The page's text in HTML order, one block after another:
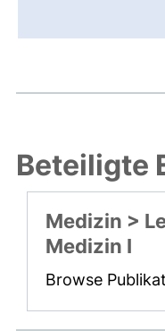
Beteiligte
Medizin >
Medizin I
Browse